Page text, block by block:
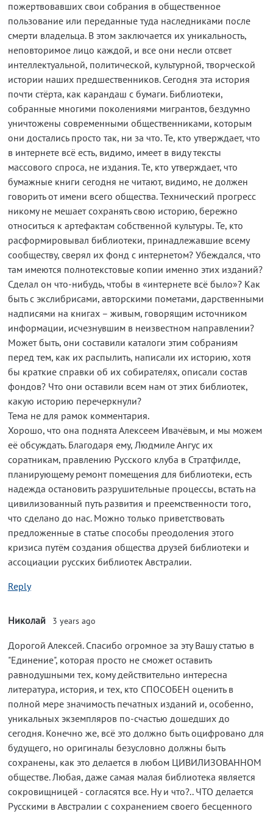
пожертвовавших свои собрания в общественное
пользование или переданные туда наследниками после
смерти владельца. В этом заключается их уникальность,
неповторимое лицо каждой, и все они несли отсвет
интеллектуальной, политической, культурной, творческой
истории наших предшественников. Сегодня эта история
почти стёрта, как карандаш с бумаги. Библиотеки,
собранные многими поколениями мигрантов, бездумно
уничтожены современными общественниками, которым
они достались просто так, ни за что. Те, кто утверждает, что
в интернете всё есть, видимо, имеет в виду тексты
массового спроса, не издания. Те, кто утверждает, что
бумажные книги сегодня не читают, видимо, не должен
говорить от имени всего общества. Технический прогресс
никому не мешает сохранять свою историю, бережно
относиться к артефактам собственной культуры. Те, кто
расформировывал библиотеки, принадлежавшие всему
сообществу, сверял их фонд с интернетом? Убеждался, что
там имеются полнотекстовые копии именно этих изданий?
Сделал он что-нибудь, чтобы в «интернете всё было»? Как
быть с экслибрисами, авторскими пометами, дарственными
надписями на книгах – живым, говорящим источником
информации, исчезнувшим в неизвестном направлении?
Может быть, они составили каталоги этим собраниям
перед тем, как их распылить, написали их историю, хотя
бы краткие справки об их собирателях, описали состав
фондов? Что они оставили всем нам от этих библиотек,
какую историю перечеркнули?
Тема не для рамок комментария.
Хорошо, что она поднята Алексеем Ивачёвым, и мы можем
её обсуждать. Благодаря ему, Людмиле Ангус их
соратникам, правлению Русского клуба в Стратфилде,
планирующему ремонт помещения для библиотеки, есть
надежда остановить разрушительные процессы, встать на
цивилизованный путь развития и преемственности того,
что сделано до нас. Можно только приветствовать
предложенные в статье способы преодоления этого
кризиса путём создания общества друзей библиотеки и
ассоциации русских библиотек Австралии.
Reply
Николай 3 years ago
Дорогой Алексей. Спасибо огромное за эту Вашу статью в
"Единение", которая просто не сможет оставить
равнодушными тех, кому действительно интересна
литература, история, и тех, кто СПОСОБЕН оценить в
полной мере значимость печатных изданий и, особенно,
уникальных экземпляров по-счастью дошедших до
сегодня. Конечно же, всё это должно быть оцифровано для
будущего, но оригиналы безусловно должны быть
сохранены, как это делается в любом ЦИВИЛИЗОВАННОМ
обществе. Любая, даже самая малая библиотека является
сокровищницей - согласятся все. Ну и что?.. ЧТО делается
Русскими в Австралии с сохранением своего бесценного